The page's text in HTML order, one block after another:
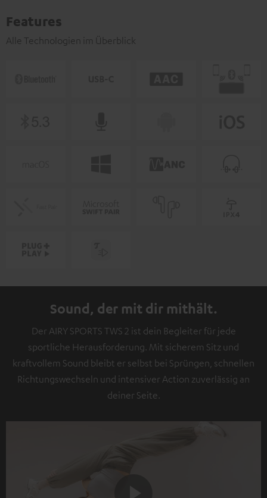
Features
Alle Technologien im Überblick
Sound, der mit dir mithält.
Der AIRY SPORTS TWS 2 ist dein Begleiter für jede
sportliche Herausforderung. Mit sicherem Sitz und
kraftvollem Sound bleibt er selbst bei Sprüngen, schnellen
Richtungswechseln und intensiver Action zuverlässig an
deiner Seite.